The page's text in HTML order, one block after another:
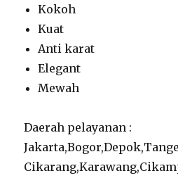
Kokoh
Kuat
Anti karat
Elegant
Mewah
Daerah pelayanan :